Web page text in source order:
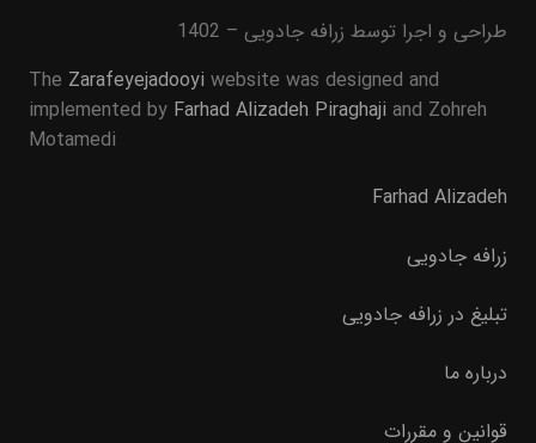
طراحی و اجرا توسط زرافه جادویی – 1402
The Zarafeyejadooyi website was designed and
implemented by Farhad Alizadeh Piraghaji and Zohreh
Motamedi
Farhad Alizadeh
زرافه جادویی
تبلیغ در زرافه جادویی
درباره ما
قوانین و مقررات